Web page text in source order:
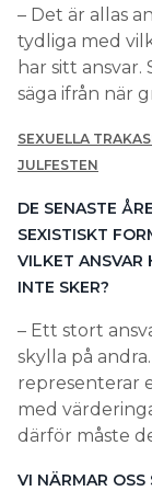
– Det är allas
tydliga med
har sitt
säga ifrån när
SEXUELLA
JULFESTEN
DE SENASTE
SEXISTISKT
VILKET ANSVAR
INTE SKER?
– Ett stort
skylla på
representerar
med
därför måste
VI NÄRMAR